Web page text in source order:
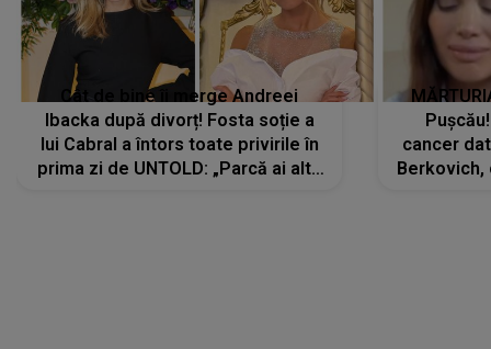
Cât de bine îi merge Andreei
Ibacka după divorț! Fosta soție a
lui Cabral a întors toate privirile în
prima zi de UNTOLD: „Parcă ai altă
cancer